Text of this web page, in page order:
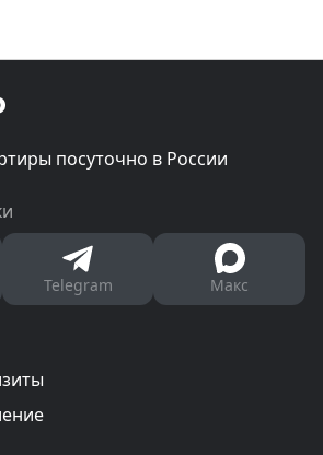
посуточно в России
Telegram Макс